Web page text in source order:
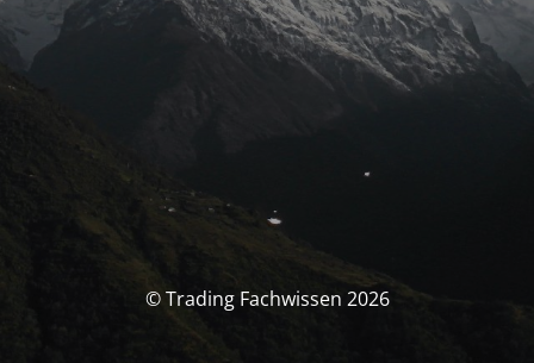
© Trading Fachwissen 2026